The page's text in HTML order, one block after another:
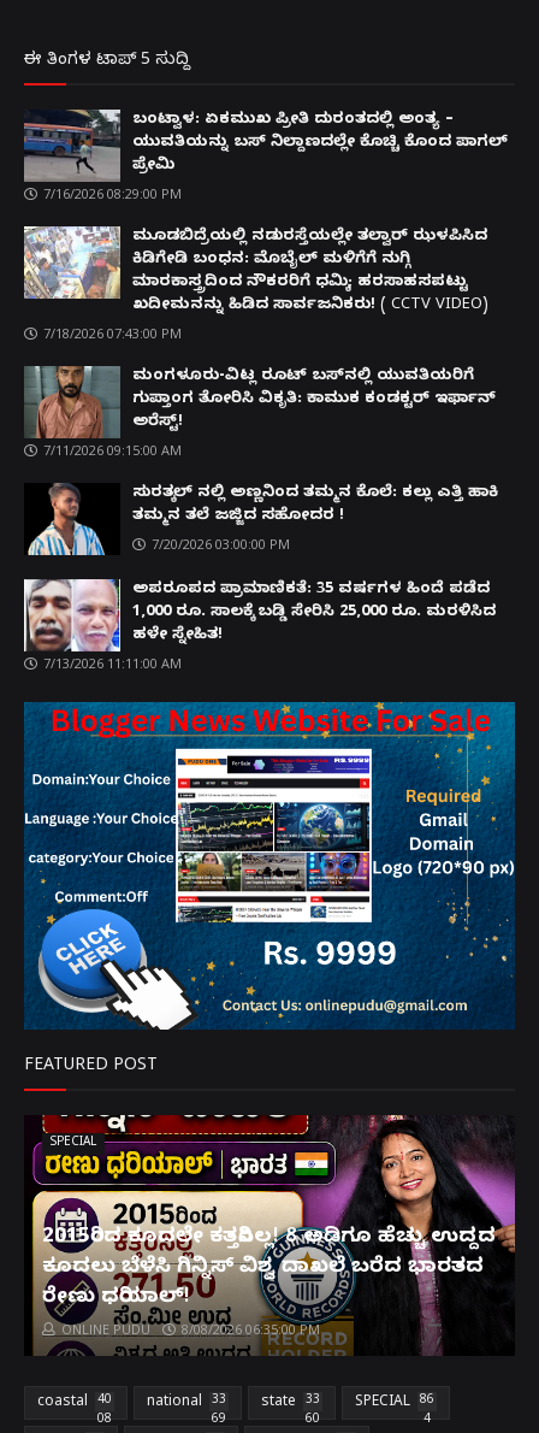
ಈ ತಿಂಗಳ ಟಾಪ್ 5 ಸುದ್ದಿ
ಬಂಟ್ವಾಳ: ಏಕಮುಖ ಪ್ರೀತಿ ದುರಂತದಲ್ಲಿ ಅಂತ್ಯ –
ಯುವತಿಯನ್ನು ಬಸ್ ನಿಲ್ದಾಣದಲ್ಲೇ ಕೊಚ್ಚಿ ಕೊಂದ ಪಾಗಲ್
ಪ್ರೇಮಿ
7/16/2026 08:29:00 PM
ಮೂಡಬಿದ್ರೆಯಲ್ಲಿ ನಡುರಸ್ತೆಯಲ್ಲೇ ತಲ್ವಾರ್ ಝಳಪಿಸಿದ
ಕಿಡಿಗೇಡಿ ಬಂಧನ: ಮೊಬೈಲ್ ಮಳಿಗೆಗೆ ನುಗ್ಗಿ
ಮಾರಕಾಸ್ತ್ರದಿಂದ ನೌಕರರಿಗೆ ಧಮ್ಕಿ; ಹರಸಾಹಸಪಟ್ಟು
ಖದೀಮನನ್ನು ಹಿಡಿದ ಸಾರ್ವಜನಿಕರು! ( CCTV VIDEO)
7/18/2026 07:43:00 PM
ಮಂಗಳೂರು-ವಿಟ್ಲ ರೂಟ್ ಬಸ್‌ನಲ್ಲಿ ಯುವತಿಯರಿಗೆ
ಗುಪ್ತಾಂಗ ತೋರಿಸಿ ವಿಕೃತಿ: ಕಾಮುಕ ಕಂಡಕ್ಟರ್ ಇರ್ಫಾನ್
ಅರೆಸ್ಟ್!
7/11/2026 09:15:00 AM
ಸುರತ್ಕಲ್ ನಲ್ಲಿ ಅಣ್ಣನಿಂದ ತಮ್ಮನ ಕೊಲೆ: ಕಲ್ಲು ಎತ್ತಿ ಹಾಕಿ
ತಮ್ಮನ ತಲೆ ಜಜ್ಜಿದ ಸಹೋದರ !
7/20/2026 03:00:00 PM
ಅಪರೂಪದ ಪ್ರಾಮಾಣಿಕತೆ: 35 ವರ್ಷಗಳ ಹಿಂದೆ ಪಡೆದ
1,000 ರೂ. ಸಾಲಕ್ಕೆ ಬಡ್ಡಿ ಸೇರಿಸಿ 25,000 ರೂ. ಮರಳಿಸಿದ
ಹಳೇ ಸ್ನೇಹಿತ!
7/13/2026 11:11:00 AM
FEATURED POST
SPECIAL
2015ರಿಂದ ಕೂದಲೇ ಕತ್ತರಿಸಿಲ್ಲ! 8 ಅಡಿಗೂ ಹೆಚ್ಚು ಉದ್ದದ
ಕೂದಲು ಬೆಳೆಸಿ ಗಿನ್ನಿಸ್ ವಿಶ್ವ ದಾಖಲೆ ಬರೆದ ಭಾರತದ
ರೇಣು ಧರಿಯಾಲ್!
ONLINE PUDU 8/08/2026 06:35:00 PM
coastal
40
08
national
33
69
state
33
60
SPECIAL
86
4